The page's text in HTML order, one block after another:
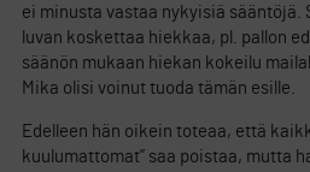
ei minusta vastaa nykyisiä sääntöjä.
luvan koskettaa hiekkaa, pl. pallon
säänön mukaan hiekan kokeilu
Mika olisi voinut tuoda tämän esille.
Edelleen hän oikein toteaa, että
kuulumattomat” saa poistaa, mutta